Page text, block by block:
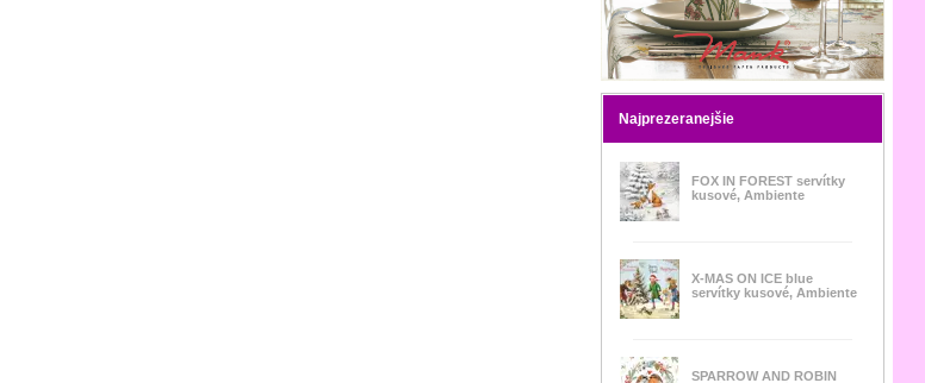
Najprezeranejšie
FOX IN FOREST servítky
kusové, Ambiente
X-MAS ON ICE blue
servítky kusové, Ambiente
SPARROW AND ROBIN